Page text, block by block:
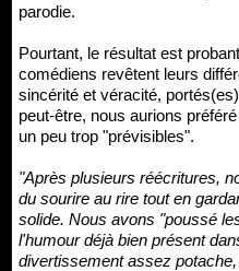
parodie.
Pourtant, le résultat est
comédiens revêtent leurs
sincérité et véracité,
peut-être, nous aurions
un peu trop "prévisibles".
"Après plusieurs réécritures,
du sourire au rire tout en
solide. Nous avons "poussé
l'humour déjà bien présent
divertissement assez